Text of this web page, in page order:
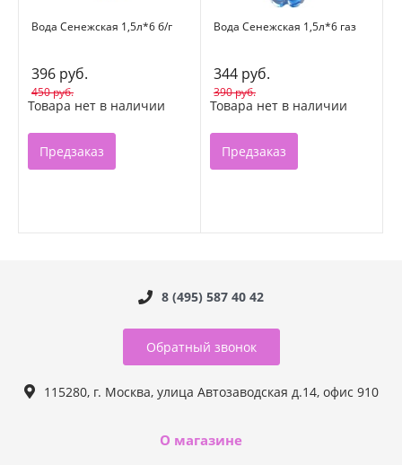
Вода Сенежская 1,5л*6 б/г
396 руб.
450 руб.
Товара нет в наличии
Предзаказ
Вода Сенежская 1,5л*6 газ
344 руб.
390 руб.
Товара нет в наличии
Предзаказ
8 (495) 587 40 42
Обратный звонок
115280, г. Москва, улица Автозаводская д.14, офис 910
О магазине